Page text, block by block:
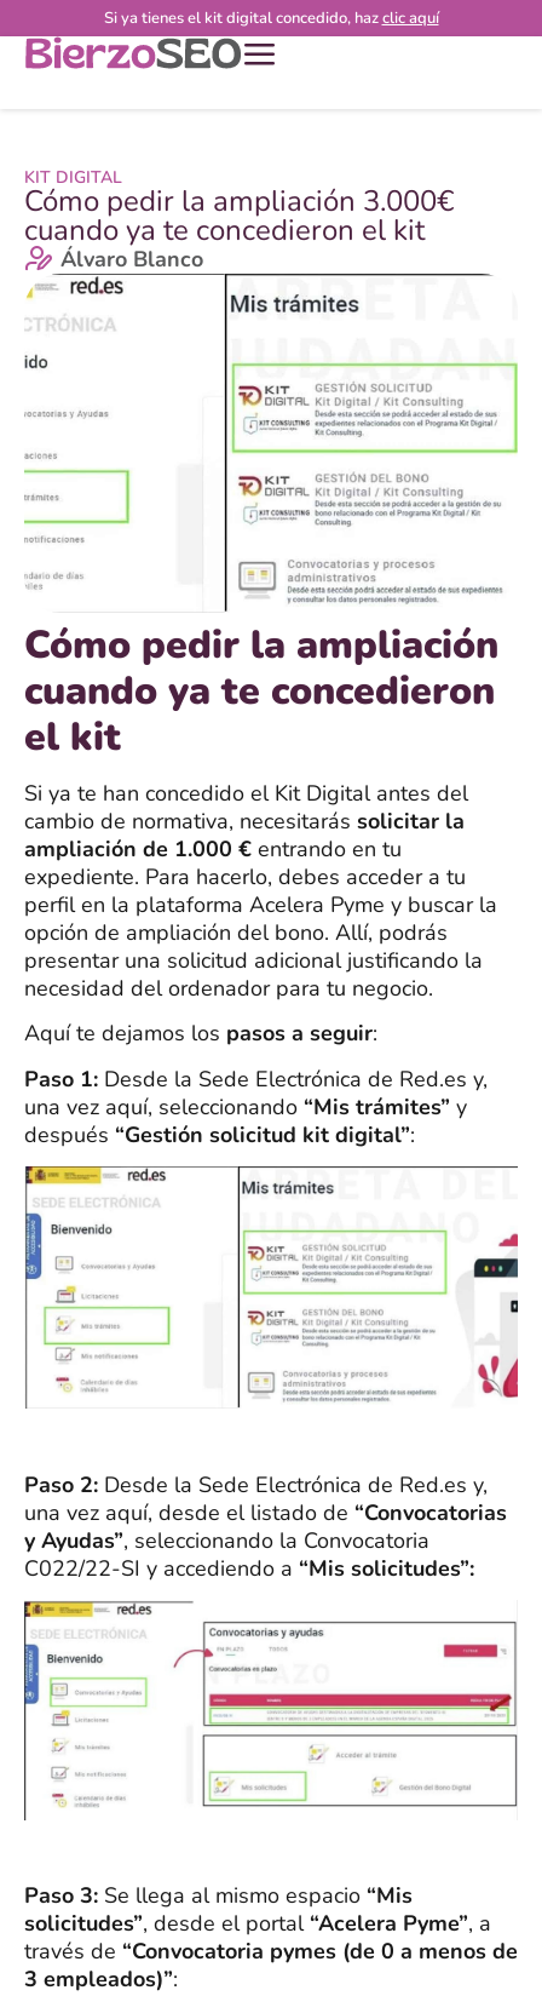
Si ya tienes el kit digital concedido, hazclic aquí
KIT DIGITAL
Cómo pedir la ampliación 3.000€
cuando ya te concedieron el kit
Álvaro Blanco
Cómo pedir la ampliación
cuando ya te concedieron
el kit
Si ya te han concedido el Kit Digital antes del
cambio de normativa, necesitarás solicitar la
ampliación de 1.000 € entrando en tu
expediente. Para hacerlo, debes acceder a tu
perfil en la plataforma Acelera Pyme y buscar la
opción de ampliación del bono. Allí, podrás
presentar una solicitud adicional justificando la
necesidad del ordenador para tu negocio.
Aquí te dejamos los pasos a seguir:
Paso 1: Desde la Sede Electrónica de Red.es y,
una vez aquí, seleccionando “Mis trámites” y
después “Gestión solicitud kit digital”:
Paso 2: Desde la Sede Electrónica de Red.es y,
una vez aquí, desde el listado de “Convocatorias
y Ayudas”, seleccionando la Convocatoria
C022/22-SI y accediendo a “Mis solicitudes”:
Paso 3: Se llega al mismo espacio “Mis
solicitudes”, desde el portal “Acelera Pyme”, a
través de “Convocatoria pymes (de 0 a menos de
3 empleados)”: